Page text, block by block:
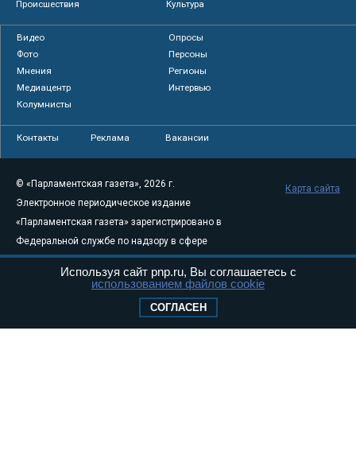
Происшествия
Культура
Видео
Опросы
Фото
Персоны
Мнения
Регионы
Медиацентр
Интервью
Колумнисты
Контакты Реклама Вакансии
© «Парламентская газета», 2026 г.
Электронное периодическое издание
«Парламентская газета» зарегистрировано в
Федеральной службе по надзору в сфере
связи, информационных технологий и
массовых коммуникаций (Роскомнадзор) 05
Свидетельство о регистрации Эл № ФС77-
Карта сайта
Используя сайт pnp.ru, Вы соглашаетесь с
использованием файлов cookie
СОГЛАСЕН